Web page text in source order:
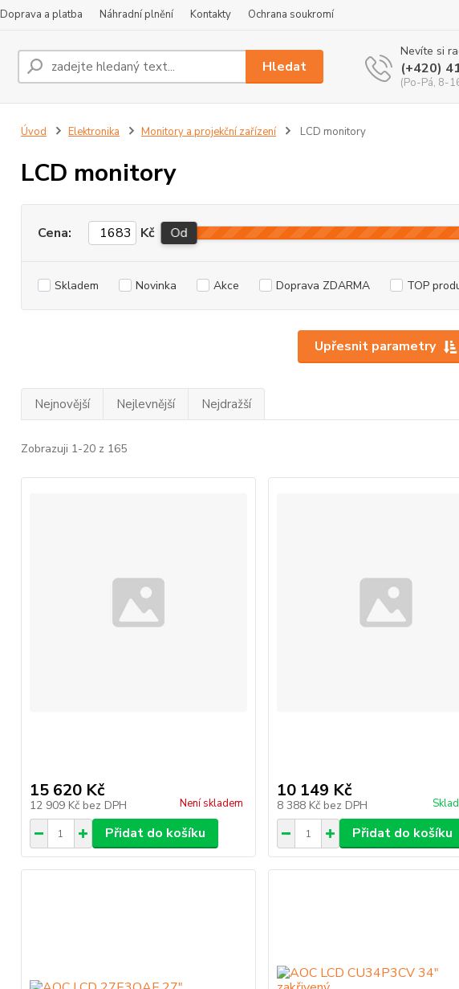
Doprava a platba Náhradní plnění Kontakty Ochrana soukromí
Hledat
Nevíte si
(+420)
(Po-Pá, 8-
Úvod Elektronika Monitory a projekční zařízení LCD monitory
LCD monitory
Upřesnit parametry
Cena: Kč Od
Skladem Novinka Akce Doprava ZDARMA TOP
Nejnovější Nejlevnější Nejdražší
Zobrazuji 1-20 z 165
15 620 Kč
12 909 Kč bez DPH Není skladem
Přidat do košíku
10 149 Kč
8 388 Kč bez DPH
Přidat do košíku